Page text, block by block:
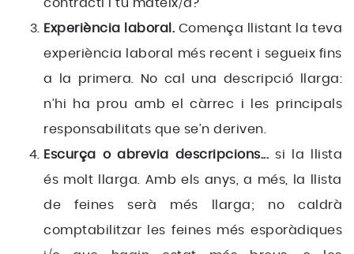
contracti i tu mateix/a?
Experiència laboral. Comença llistant la teva
experiència laboral més recent i segueix fins
a la primera. No cal una descripció llarga:
n’hi ha prou amb el càrrec i les principals
responsabilitats que se’n deriven.
Escurça o abrevia descripcions... si la llista
és molt llarga. Amb els anys, a més, la llista
de feines serà més llarga; no caldrà
comptabilitzar les feines més esporàdiques